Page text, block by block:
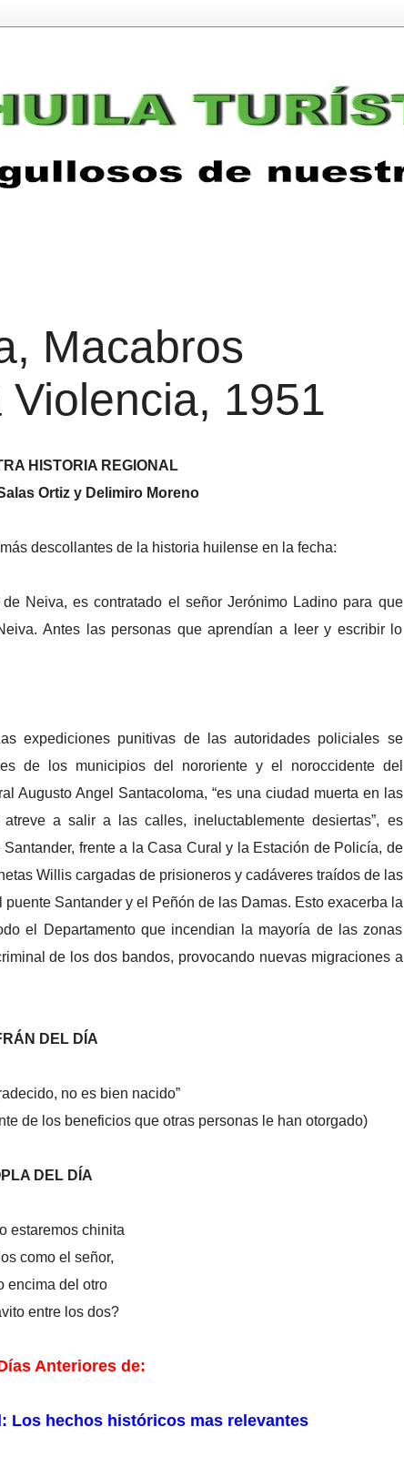
Macabros
1951
HISTORIA REGIONAL
Ortiz y Delimiro Moreno
descollantes de la historia huilense en la fecha:
Neiva, es contratado el señor Jerónimo Ladino para que
Antes las personas que aprendían a leer y escribir lo
expediciones punitivas de las autoridades policiales se
de los municipios del nororiente y el noroccidente del
Augusto Angel Santacoloma, “es una ciudad muerta en las
a salir a las calles, ineluctablemente desiertas”, es
frente a la Casa Cural y la Estación de Policía, de
Willis cargadas de prisioneros y cadáveres traídos de las
Santander y el Peñón de las Damas. Esto exacerba la
el Departamento que incendian la mayoría de las zonas
de los dos bandos, provocando nuevas migraciones a
DEL DÍA
no es bien nacido”
de los beneficios que otras personas le han otorgado)
DEL DÍA
estaremos chinita
como el señor,
encima del otro
entre los dos?
Anteriores de:
Los hechos históricos mas relevantes